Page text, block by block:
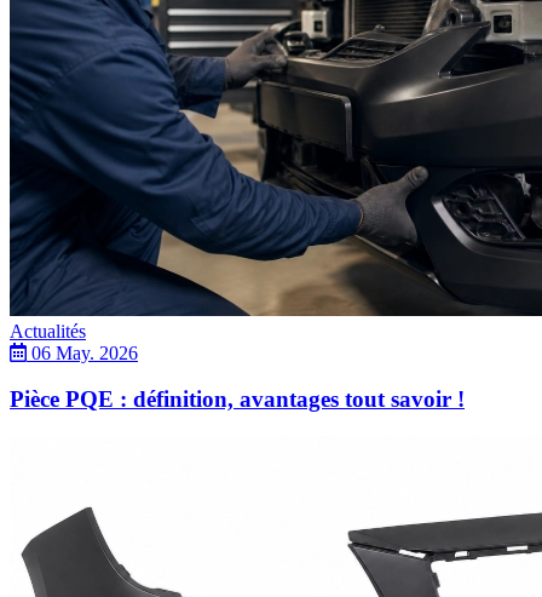
Actualités
06 May. 2026
Pièce PQE : définition, avantages tout savoir !